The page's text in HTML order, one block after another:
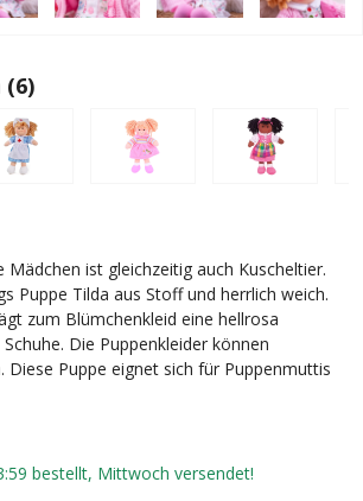
(6)
Mädchen ist gleichzeitig auch Kuscheltier.
Puppe Tilda aus Stoff und herrlich weich.
zum Blümchenkleid eine hellrosa
Die Puppenkleider können
Diese Puppe eignet sich für Puppenmuttis
bestellt, Mittwoch versendet!